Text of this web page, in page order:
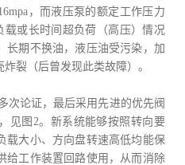
，而液压泵的额定工作压力
载或长时间超负荷（高压）情况
长期不换油，液压油受污染，加
裂（后曾发现此类故障）。
次论证，最后采用先进的优先阀
见图2。新系统能够按照转向要
载大小、方向盘转速高低均能保
给工作装置回路使用，从而消除